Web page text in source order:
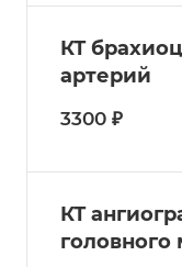
КТ
артерий
3300 ₽
КТ
головного